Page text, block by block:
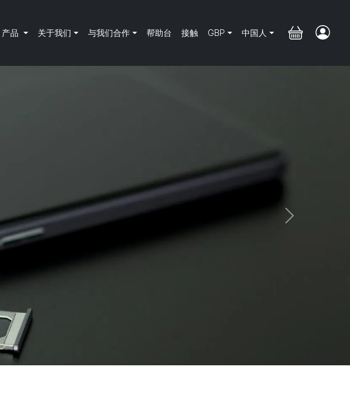
产品 关于我们 与我们合作 帮助台 接触 GBP 中国人
Next